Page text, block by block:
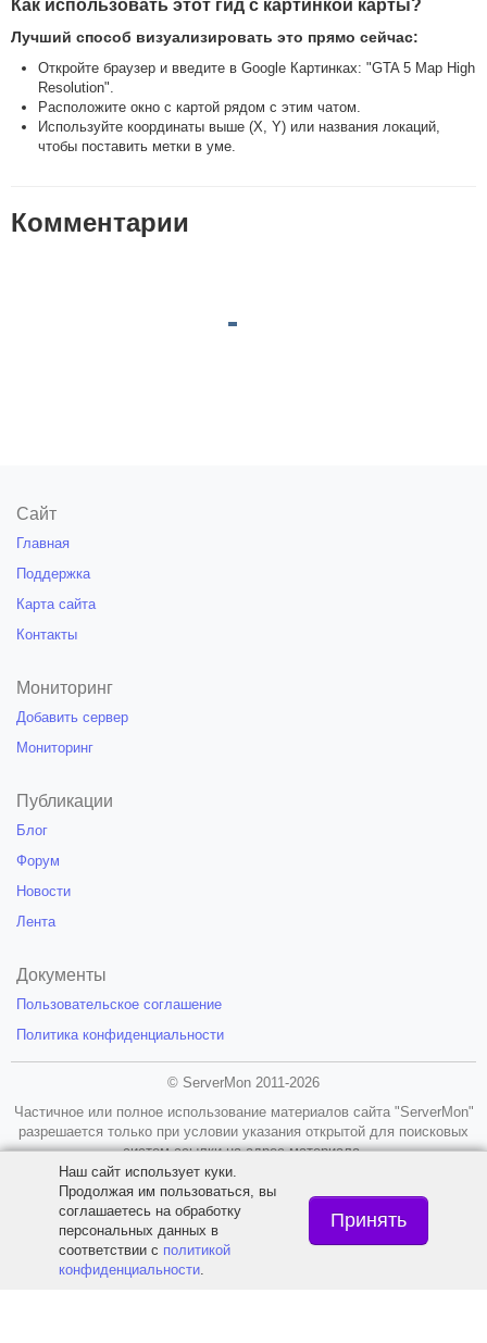
Как использовать этот гид с картинкой карты?
Лучший способ визуализировать это прямо сейчас:
Откройте браузер и введите в Google Картинках: "GTA 5 Map High
Resolution".
Расположите окно с картой рядом с этим чатом.
Используйте координаты выше (X, Y) или названия локаций,
чтобы поставить метки в уме.
Комментарии
Сайт
Главная
Поддержка
Карта сайта
Контакты
Мониторинг
Добавить сервер
Мониторинг
Публикации
Блог
Форум
Новости
Лента
Документы
Пользовательское соглашение
Политика конфиденциальности
© ServerMon 2011-2026
Частичное или полное использование материалов сайта "ServerMon"
разрешается только при условии указания открытой для поисковых
систем ссылки на адрес материала.
18+
Наш сайт использует куки.
Продолжая им пользоваться, вы
соглашаетесь на обработку
персональных данных в
соответствии с политикой
конфиденциальности
Принять